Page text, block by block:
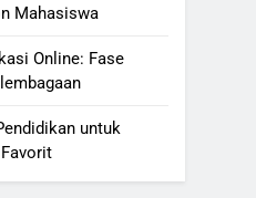
Mahasiswa
Online: Fase
untuk